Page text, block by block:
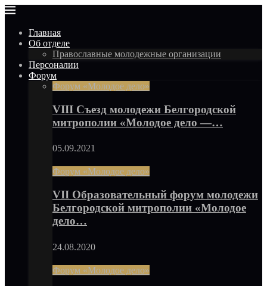
Главная
Об отделе
Православные молодежные организации
Персоналии
Форум
Форум «Молодое дело»
VIII Съезд молодежи Белгородской
митрополии «Молодое дело —…
05.09.2021
Форум «Молодое дело»
VII Образовательный форум молодежи
Белгородской митрополии «Молодое
дело…
24.08.2020
Форум «Молодое дело»